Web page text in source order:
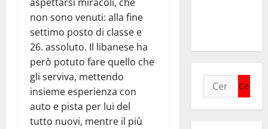
aspettarsi miracoli, che
non sono venuti: alla fine
settimo posto di classe e
26. assoluto. Il libanese ha
però potuto fare quello che
gli serviva, mettendo
insieme esperienza con
auto e pista per lui del
tutto nuovi, mentre il più
Ricerca
per: